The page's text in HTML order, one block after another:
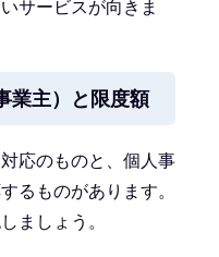
サービスが向きま
業主）と限度額
応のものと、個人事
るものがあります。
ましょう。